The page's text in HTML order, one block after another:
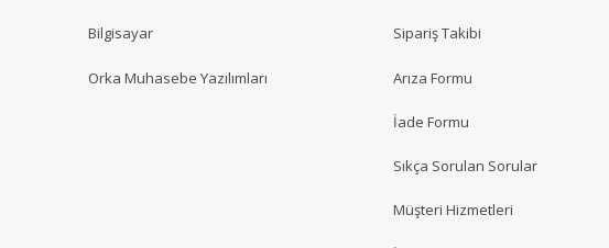
Bilgisayar
Orka Muhasebe Yazılımları
Sipariş Takibi
Arıza Formu
İade Formu
Sıkça Sorulan Sorular
Müşteri Hizmetleri